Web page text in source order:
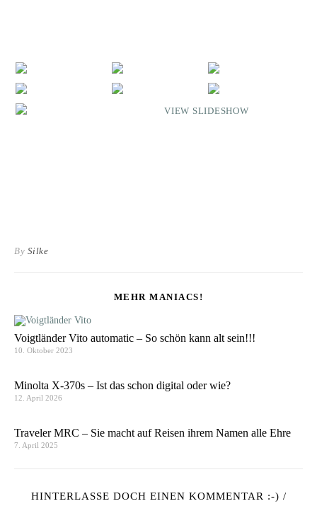
VIEW SLIDESHOW
By Silke
MEHR MANIACS!
Voigtländer Vito automatic – So schön kann alt sein!!!
10. Oktober 2023
Minolta X-370s – Ist das schon digital oder wie?
12. April 2026
Traveler MRC – Sie macht auf Reisen ihrem Namen alle Ehre
7. April 2025
HINTERLASSE DOCH EINEN KOMMENTAR :-) /